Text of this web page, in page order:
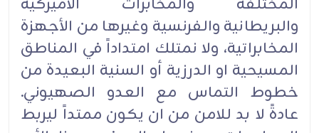
والبريطانية والفرنسية وغيرها من الأجهزة
المخابراتية، ولا نمتلك امتداداً في المناطق
المسيحية او الدرزية أو السنية البعيدة من
خطوط التماس مع العدو الصهيوني.
عادةً لا بد للامن من ان يكون ممتداً ليربط